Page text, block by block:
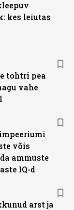
kes leiutas
tohtri pea
vahe
võis
ammuste
IQ-d
arst ja